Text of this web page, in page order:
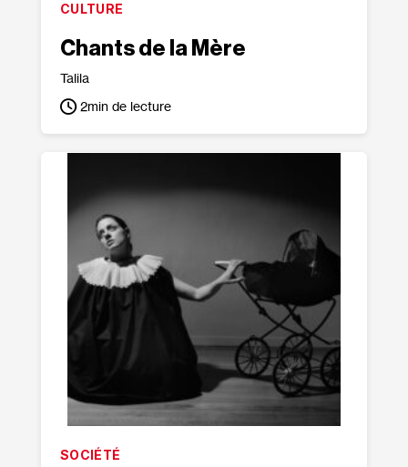
CULTURE
Chants de la Mère
Talila
2min de lecture
SOCIÉTÉ